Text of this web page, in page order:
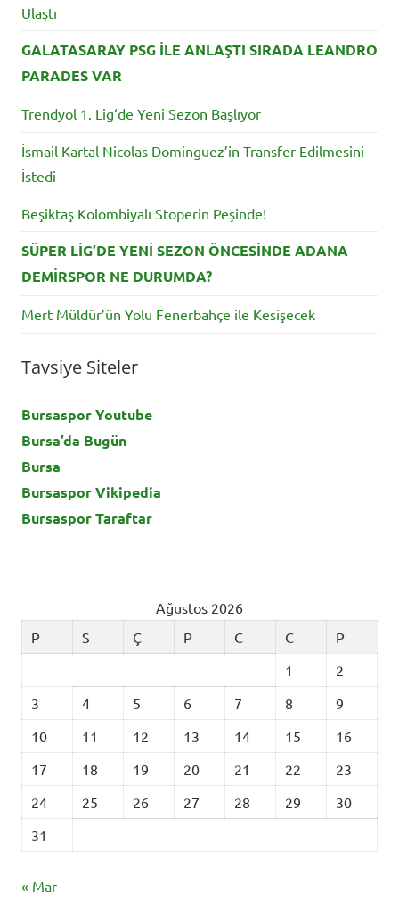
Ulaştı
GALATASARAY PSG İLE ANLAŞTI SIRADA LEANDRO
PARADES VAR
Trendyol 1. Lig‘de Yeni Sezon Başlıyor
İsmail Kartal Nicolas Dominguez’in Transfer Edilmesini
İstedi
Beşiktaş Kolombiyalı Stoperin Peşinde!
SÜPER LİG’DE YENİ SEZON ÖNCESİNDE ADANA
DEMİRSPOR NE DURUMDA?
Mert Müldür’ün Yolu Fenerbahçe ile Kesişecek
Tavsiye Siteler
Bursaspor Youtube
Bursa’da Bugün
Bursa
Bursaspor Vikipedia
Bursaspor Taraftar
Ağustos 2026
P
S Ç P C C
P
1
2
3
4 5 6 7 8
9
10
11 12 13 14 15
16
17
18 19 20 21 22
23
24
25 26 27 28 29
30
31
« Mar